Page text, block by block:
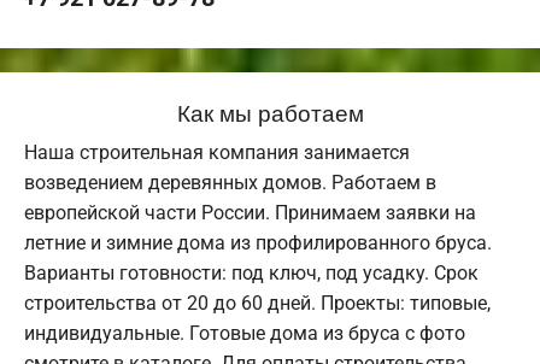
Как мы работаем
Наша строительная компания занимается
возведением деревянных домов. Работаем в
европейской части России. Принимаем заявки на
летние и зимние дома из профилированного бруса.
Варианты готовности: под ключ, под усадку. Срок
строительства от 20 до 60 дней. Проекты: типовые,
индивидуальные. Готовые дома из бруса с фото